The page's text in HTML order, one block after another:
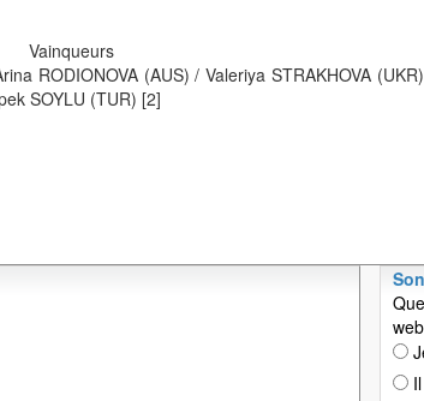
Vainqueurs
RODIONOVA (AUS) / Valeriya STRAKHOVA
SOYLU (TUR) [2]